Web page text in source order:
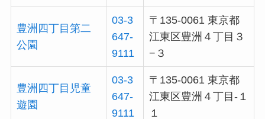
豊洲四丁目第二
公園
03-3
647-
9111
〒135-0061 東京都
江東区豊洲４丁目３
−３
豊洲四丁目児童
遊園
03-3
647-
9111
〒135-0061 東京都
江東区豊洲４丁目-１
１